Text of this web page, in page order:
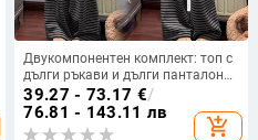
Двукомпонентен комплект: топ с
дълги ръкави и дълги панталони,
акрилна материя 95%+, стил
свеж и сладък, пускан през 2025
г.
39.27 - 73.17 €/
76.81 - 143.11 лв
add_shopping_cart